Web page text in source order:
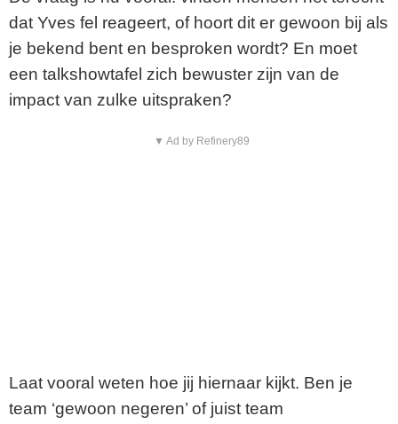
dat Yves fel reageert, of hoort dit er gewoon bij als
je bekend bent en besproken wordt? En moet
een talkshowtafel zich bewuster zijn van de
impact van zulke uitspraken?
▼ Ad by Refinery89
Laat vooral weten hoe jij hiernaar kijkt. Ben je
team ‘gewoon negeren’ of juist team